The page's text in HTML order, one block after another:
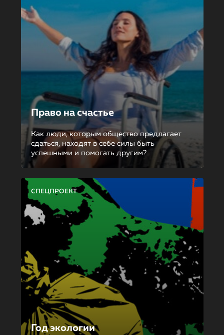
Право на счастье
Как люди, которым общество предлагает
сдаться, находят в себе силы быть
успешными и помогать другим?
СПЕЦПРОЕКТ
Год экологии